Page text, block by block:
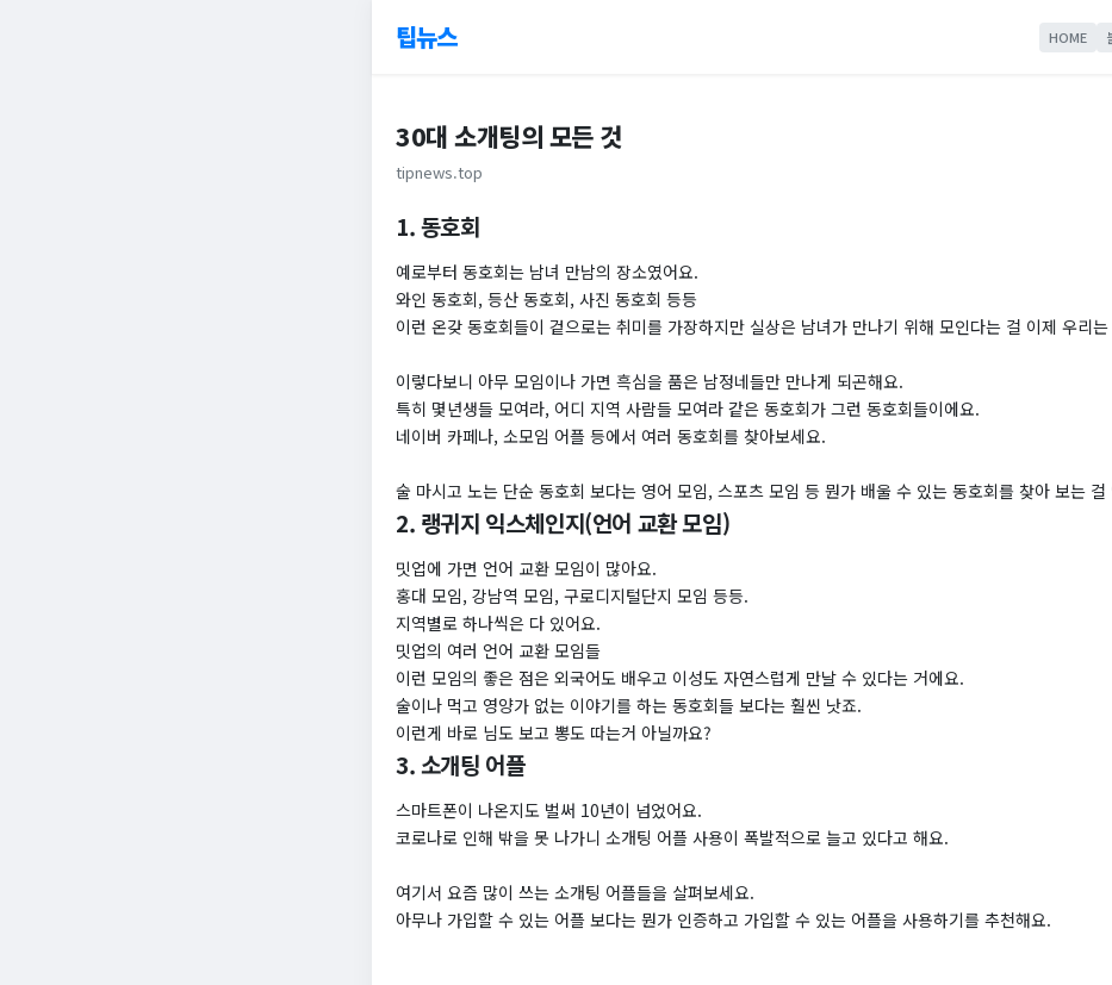
팁뉴스 HOME
30대 소개팅의 모든 것
tipnews.top
1. 동호회
예로부터 동호회는 남녀 만남의 장소였어요.
와인 동호회, 등산 동호회, 사진 동호회 등등
이런 온갖 동호회들이 겉으로는 취미를 가장하지만 실상은 남녀가 만나기 위해 모인다는 걸 이제 우리
이렇다보니 아무 모임이나 가면 흑심을 품은 남정네들만 만나게 되곤해요.
특히 몇년생들 모여라, 어디 지역 사람들 모여라 같은 동호회가 그런 동호회들이에요.
네이버 카페나, 소모임 어플 등에서 여러 동호회를 찾아보세요.
술 마시고 노는 단순 동호회 보다는 영어 모임, 스포츠 모임 등 뭔가 배울 수 있는 동호회를 찾아 보는 걸
2. 랭귀지 익스체인지(언어 교환 모임)
밋업에 가면 언어 교환 모임이 많아요.
홍대 모임, 강남역 모임, 구로디지털단지 모임 등등.
지역별로 하나씩은 다 있어요.
밋업의 여러 언어 교환 모임들
이런 모임의 좋은 점은 외국어도 배우고 이성도 자연스럽게 만날 수 있다는 거에요.
술이나 먹고 영양가 없는 이야기를 하는 동호회들 보다는 훨씬 낫죠.
이런게 바로 님도 보고 뽕도 따는거 아닐까요?
3. 소개팅 어플
스마트폰이 나온지도 벌써 10년이 넘었어요.
코로나로 인해 밖을 못 나가니 소개팅 어플 사용이 폭발적으로 늘고 있다고 해요.
여기서 요즘 많이 쓰는 소개팅 어플들을 살펴보세요.
아무나 가입할 수 있는 어플 보다는 뭔가 인증하고 가입할 수 있는 어플을 사용하기를 추천해요.